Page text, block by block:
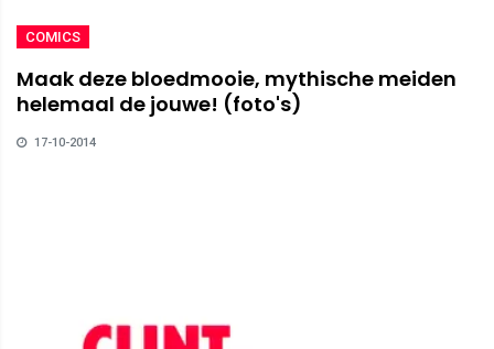
COMICS
Maak deze bloedmooie, mythische meiden
helemaal de jouwe! (foto's)
17-10-2014